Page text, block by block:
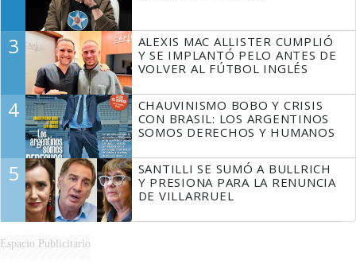
3
ALEXIS MAC ALLISTER CUMPLIÓ
Y SE IMPLANTÓ PELO ANTES DE
VOLVER AL FÚTBOL INGLÉS
4
CHAUVINISMO BOBO Y CRISIS
CON BRASIL: LOS ARGENTINOS
SOMOS DERECHOS Y HUMANOS
5
SANTILLI SE SUMÓ A BULLRICH
Y PRESIONA PARA LA RENUNCIA
DE VILLARRUEL
Espacio Publicitario